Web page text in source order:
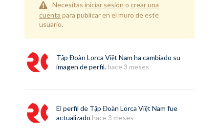
Necesitas iniciar sesión o crear una
cuenta para publicar en el muro de este
usuario.
Tập Đoàn Lorca Việt Nam ha cambiado su
imagen de perfil. hace 3 meses
El perfil de Tập Đoàn Lorca Việt Nam fue
actualizado hace 3 meses